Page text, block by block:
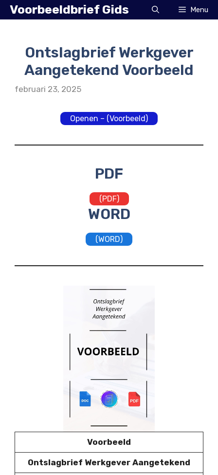
Ga
naar
Voorbeeldbrief Gids Menu
Ontslagbrief Werkgever
Aangetekend Voorbeeld
februari 23, 2025
Openen – (Voorbeeld)
PDF
(PDF)
WORD
(WORD)
Voorbeeld
Ontslagbrief Werkgever Aangetekend